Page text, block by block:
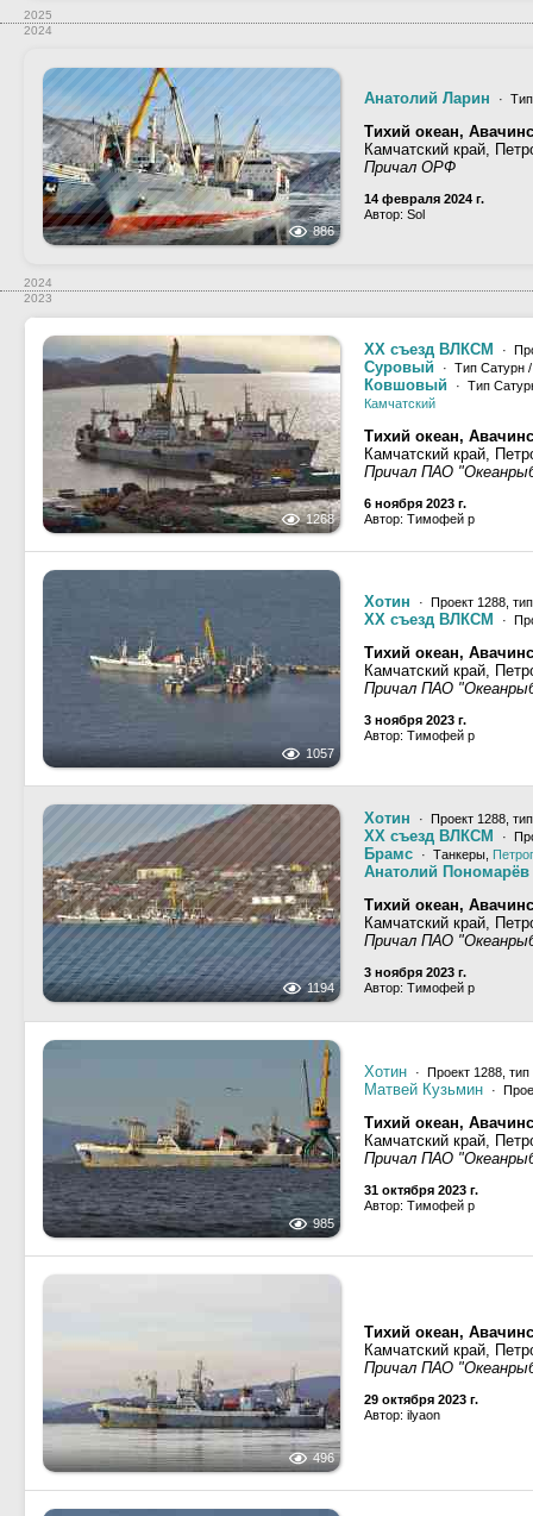
2025
2024
886
Анатолий Ларин ·
Тихий океан,
Камчатский край,
Причал ОРФ
14 февраля 2024 г.
Автор: Sol
2024
2023
1268
XX съезд ВЛКСМ ·
Суровый · Тип Сатурн
Ковшовый
· Тип
Камчатский
Тихий океан,
Камчатский край,
Причал ПАО
6 ноября 2023 г.
Автор: Тимофей р
1057
Хотин · Проект 1288,
XX съезд ВЛКСМ ·
Тихий океан,
Камчатский край,
Причал ПАО
3 ноября 2023 г.
Автор: Тимофей р
1194
Хотин · Проект 1288,
XX съезд ВЛКСМ ·
Брамс · Танкеры,
Анатолий Пономарёв
Тихий океан,
Камчатский край,
Причал ПАО
3 ноября 2023 г.
Автор: Тимофей р
985
Хотин · Проект 1288,
Матвей Кузьмин ·
Тихий океан,
Камчатский край,
Причал ПАО
31 октября 2023 г.
Автор: Тимофей р
496
Тихий океан,
Камчатский край,
Причал ПАО
29 октября 2023 г.
Автор: ilyaon